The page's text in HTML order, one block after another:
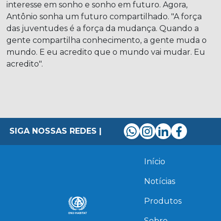
interesse em sonho e sonho em futuro. Agora,
Antônio sonha um futuro compartilhado. "A força
das juventudes é a força da mudança. Quando a
gente compartilha conhecimento, a gente muda o
mundo. E eu acredito que o mundo vai mudar. Eu
acredito".
SIGA NOSSAS REDES |
Início
Notícias
Produtos